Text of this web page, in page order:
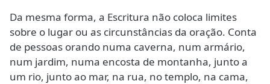
Da mesma forma, a Escritura não coloca limites
sobre o lugar ou as circunstâncias da oração. Conta
de pessoas orando numa caverna, num armário,
num jardim, numa encosta de montanha, junto a
um rio, junto ao mar, na rua, no templo, na cama,